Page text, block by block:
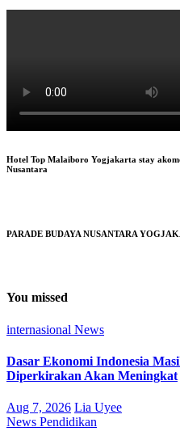
Hotel Top Malaiboro Yogjakarta stay
Nusantara
PARADE BUDAYA NUSANTARA
You missed
internasional News
Dasar Ekonomi Indonesia
Diperkirakan Akan Meningkat
Aug 7, 2026 Lia Uyee
News Pendidikan